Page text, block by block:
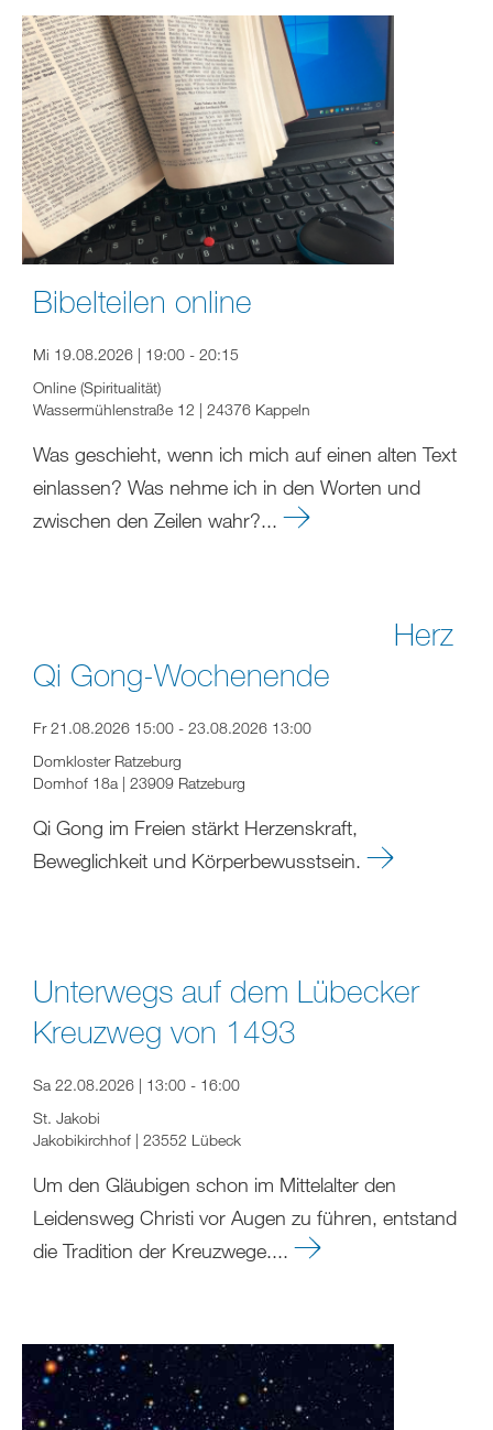
Bibelteilen online
Mi 19.08.2026 | 19:00 - 20:15
Online (Spiritualität)
Wassermühlenstraße 12 | 24376 Kappeln
Was geschieht, wenn ich mich auf einen alten Text
einlassen? Was nehme ich in den Worten und
zwischen den Zeilen wahr?...
Herz
Qi Gong-Wochenende
Fr 21.08.2026 15:00 - 23.08.2026 13:00
Domkloster Ratzeburg
Domhof 18a | 23909 Ratzeburg
Qi Gong im Freien stärkt Herzenskraft,
Beweglichkeit und Körperbewusstsein.
Unterwegs auf dem Lübecker
Kreuzweg von 1493
Sa 22.08.2026 | 13:00 - 16:00
St. Jakobi
Jakobikirchhof | 23552 Lübeck
Um den Gläubigen schon im Mittelalter den
Leidensweg Christi vor Augen zu führen, entstand
die Tradition der Kreuzwege....